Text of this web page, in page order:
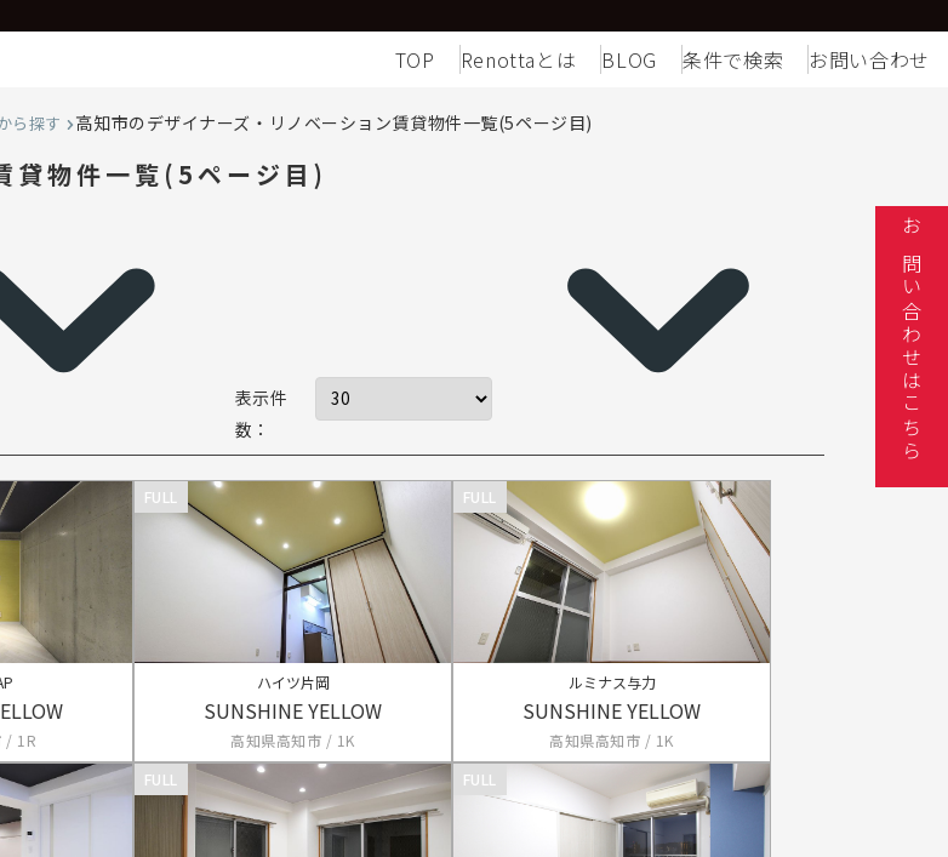
TOP Renottaとは BLOG 条件で検索 お問い合わせ
ら探す 高知市のデザイナーズ・リノベーション賃貸物件一覧(5ページ目)
貸物件一覧(5ページ目)
表示件
数：
/ 1R
FULL
ハイツ片岡
SUNSHINE YELLOW
高知県高知市 / 1K
FULL
ルミナス与力
SUNSHINE YELLOW
高知県高知市 / 1K
FULL FULL
お問い合わせはこちら